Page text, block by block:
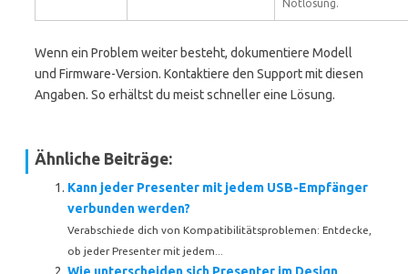
Notlösung.
Wenn ein Problem weiter besteht, dokumentiere Modell
und Firmware-Version. Kontaktiere den Support mit diesen
Angaben. So erhältst du meist schneller eine Lösung.
Ähnliche Beiträge:
Kann jeder Presenter mit jedem USB-Empfänger
verbunden werden?
Verabschiede dich von Kompatibilitätsproblemen: Entdecke,
ob jeder Presenter mit jedem...